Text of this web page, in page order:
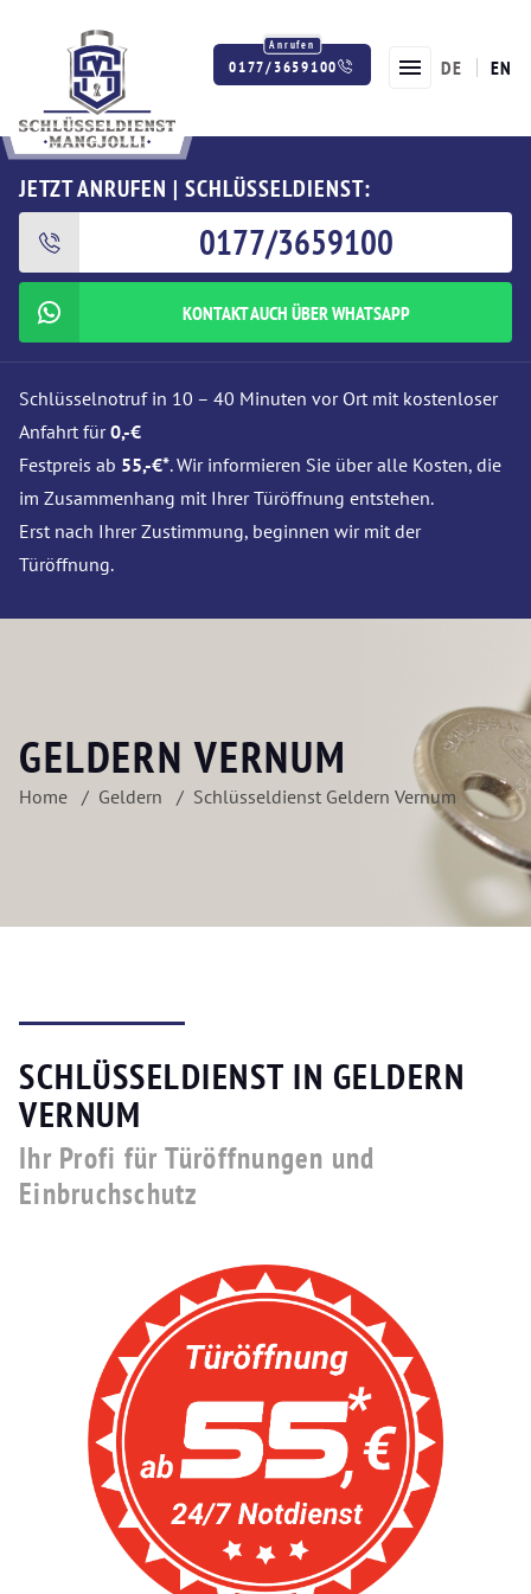
0177/3659100 DE EN
JETZT ANRUFEN | SCHLÜSSELDIENST:
0177/3659100
KONTAKT AUCH ÜBER WHATSAPP
Schlüsselnotruf in 10 – 40 Minuten vor Ort mit kostenloser
Anfahrt für0,-€
Festpreis ab 55,-€*. Wir informieren Sie über alle Kosten, die
im Zusammenhang mit Ihrer Türöffnung entstehen.
Erst nach Ihrer Zustimmung, beginnen wir mit der
Türöffnung.
GELDERN VERNUM
Home Geldern Schlüsseldienst Geldern Vernum
SCHLÜSSELDIENST IN GELDERN
VERNUM
Ihr Profi für Türöffnungen und
Einbruchschutz